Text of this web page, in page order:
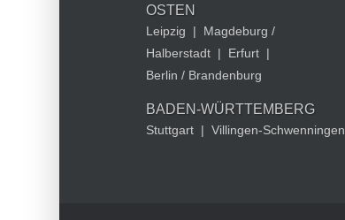
OSTEN
Leipzig |
Magdeburg /
Halberstadt | Erfurt |
Berlin / Brandenburg
BADEN-WÜRTTEMBERG
Stuttgart | Villingen-Schwenningen